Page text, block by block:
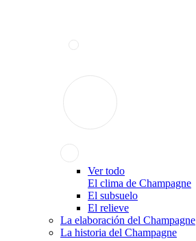
Ver todo
El clima de Champagne
El subsuelo
El relieve
La elaboración del Champagne
La historia del Champagne